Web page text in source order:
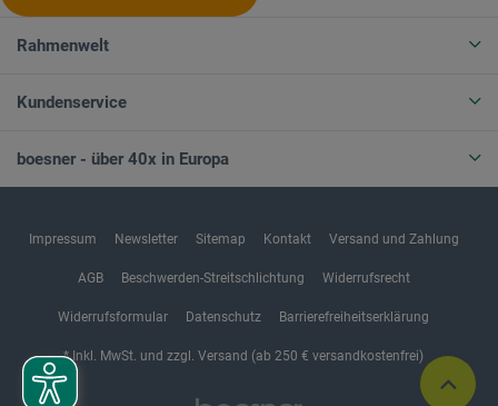
Rahmenwelt
Kundenservice
boesner - über 40x in Europa
Impressum Newsletter Sitemap Kontakt Versand und Zahlung
AGB Beschwerden-Streitschlichtung Widerrufsrecht
Widerrufsformular Datenschutz Barrierefreiheitserklärung
* Inkl. MwSt. und zzgl. Versand (ab 250 € versandkostenfrei)